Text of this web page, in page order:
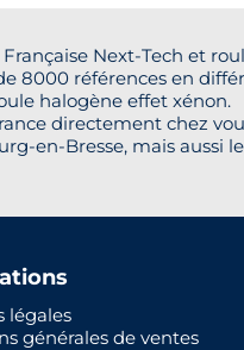
Next-Tech et
8000 références en
halogène effet xénon.
directement chez
en-Bresse, mais aussi
légales
générales de ventes